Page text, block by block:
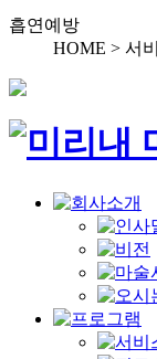
흡연예방
HOME > 서